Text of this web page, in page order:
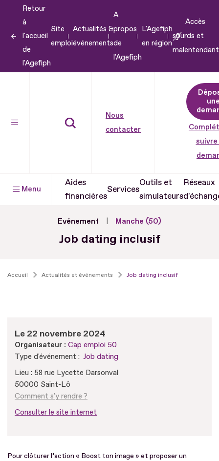
contenu
Retour
à
l'accueil
de
l'Agefiph
Site
emploi
Actualités &
événements
A
propos
de
l'Agefiph
L'Agefiph
en région
Accès
sourds et
Nous
contacter
suivre
Menu
Aides
financières
Services
Outils et
simulateurs
Réseaux
Evénement Manche (50)
Job dating inclusif
Accueil Actualités et événements Job dating inclusif
Le 22 novembre 2024
Organisateur : Cap emploi 50
Type d'événement : Job dating
Lieu : 58 rue Lycette Darsonval
50000 Saint-Lô
Comment s'y rendre ?
Consulter le site internet
Pour clôturer l’action « Boost ton image » et proposer un